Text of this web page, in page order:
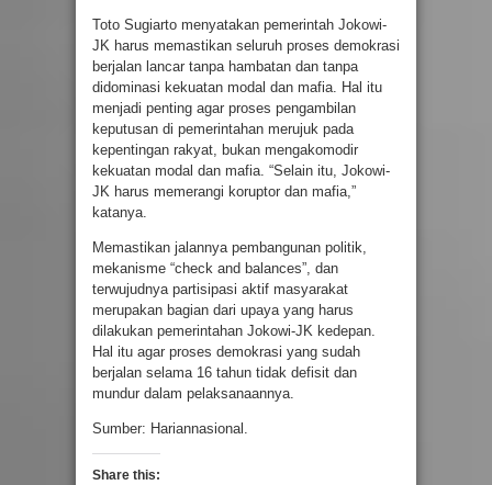
Toto Sugiarto menyatakan pemerintah Jokowi-
JK harus memastikan seluruh proses demokrasi
berjalan lancar tanpa hambatan dan tanpa
didominasi kekuatan modal dan mafia. Hal itu
menjadi penting agar proses pengambilan
keputusan di pemerintahan merujuk pada
kepentingan rakyat, bukan mengakomodir
kekuatan modal dan mafia. “Selain itu, Jokowi-
JK harus memerangi koruptor dan mafia,”
katanya.
Memastikan jalannya pembangunan politik,
mekanisme “check and balances”, dan
terwujudnya partisipasi aktif masyarakat
merupakan bagian dari upaya yang harus
dilakukan pemerintahan Jokowi-JK kedepan.
Hal itu agar proses demokrasi yang sudah
berjalan selama 16 tahun tidak defisit dan
mundur dalam pelaksanaannya.
Sumber: Hariannasional.
Share this: